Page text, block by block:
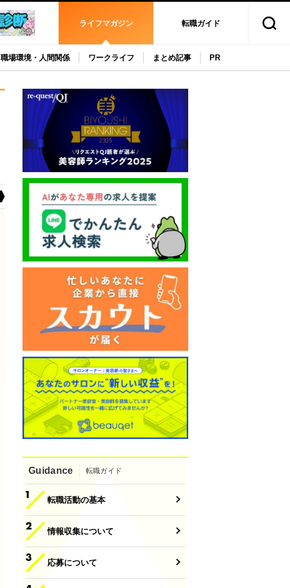
ライフマガジン 転職ガイド
職場環境・人間関係 ワークライフ まとめ記事 PR
Guidance 転職ガイド
転職活動の基本
情報収集について
応募について